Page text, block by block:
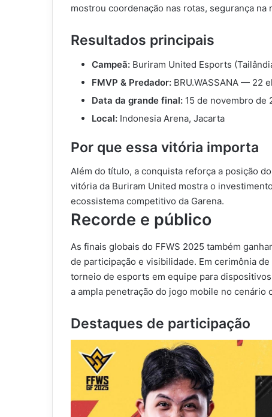
mostrou coordenação nas rotas, segurança
Resultados principais
Campeã: Buriram United Esports
FMVP & Predador: BRU.WASSANA — 22
Data da grande final: 15 de novembro de
Local: Indonesia Arena, Jacarta
Por que essa vitória importa
Além do título, a conquista reforça a posição
vitória da Buriram United mostra o
ecossistema competitivo da Garena.
Recorde e público
As finais globais do FFWS 2025 também
de participação e visibilidade. Em cerimônia
torneio de esports em equipe para
a ampla penetração do jogo mobile no cenário
Destaques de participação